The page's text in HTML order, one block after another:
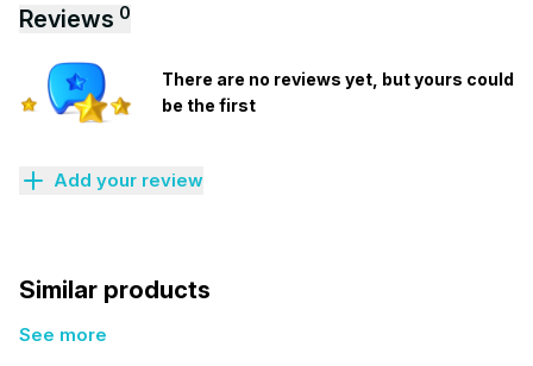
Reviews 0
There are no reviews yet, but yours could
be the first
Add your review
Similar products
See more